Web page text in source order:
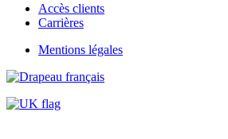
Accès clients
Carrières
Mentions légales